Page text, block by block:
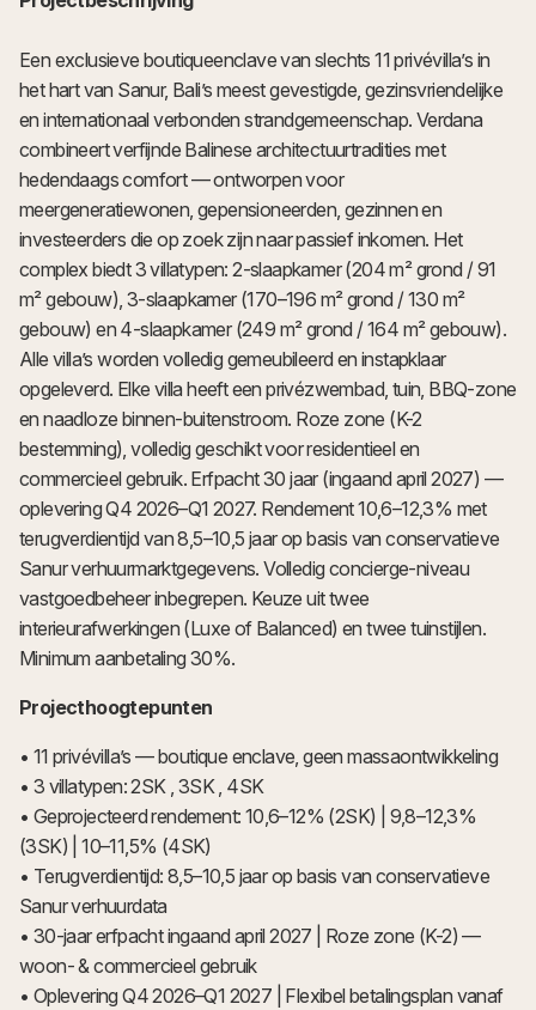
Een exclusieve boutiqueenclave van slechts 11 privévilla’s in
het hart van Sanur, Bali’s meest gevestigde, gezinsvriendelijke
en internationaal verbonden strandgemeenschap. Verdana
combineert verfijnde Balinese architectuurtradities met
hedendaags comfort — ontworpen voor
meergeneratiewonen, gepensioneerden, gezinnen en
investeerders die op zoek zijn naar passief inkomen. Het
complex biedt 3 villatypen: 2-slaapkamer (204 m² grond / 91
m² gebouw), 3-slaapkamer (170–196 m² grond / 130 m²
gebouw) en 4-slaapkamer (249 m² grond / 164 m² gebouw).
Alle villa’s worden volledig gemeubileerd en instapklaar
opgeleverd. Elke villa heeft een privézwembad, tuin, BBQ-zone
en naadloze binnen-buitenstroom. Roze zone (K-2
bestemming), volledig geschikt voor residentieel en
commercieel gebruik. Erfpacht 30 jaar (ingaand april 2027) —
oplevering Q4 2026–Q1 2027. Rendement 10,6–12,3% met
terugverdientijd van 8,5–10,5 jaar op basis van conservatieve
Sanur verhuurmarktgegevens. Volledig concierge-niveau
vastgoedbeheer inbegrepen. Keuze uit twee
interieurafwerkingen (Luxe of Balanced) en twee tuinstijlen.
Minimum aanbetaling 30%.
Projecthoogtepunten
• 11 privévilla’s — boutique enclave, geen massaontwikkeling
• 3 villatypen: 2SK , 3SK , 4SK
• Geprojecteerd rendement: 10,6–12% (2SK) | 9,8–12,3%
(3SK) | 10–11,5% (4SK)
• Terugverdientijd: 8,5–10,5 jaar op basis van conservatieve
Sanur verhuurdata
• 30-jaar erfpacht ingaand april 2027 | Roze zone (K-2) —
woon- & commercieel gebruik
• Oplevering Q4 2026–Q1 2027 | Flexibel betalingsplan vanaf